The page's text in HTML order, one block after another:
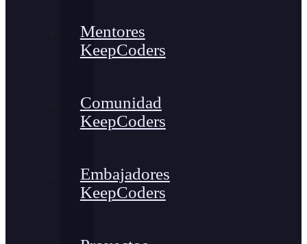
Mentores
KeepCoders
Comunidad
KeepCoders
Embajadores
KeepCoders